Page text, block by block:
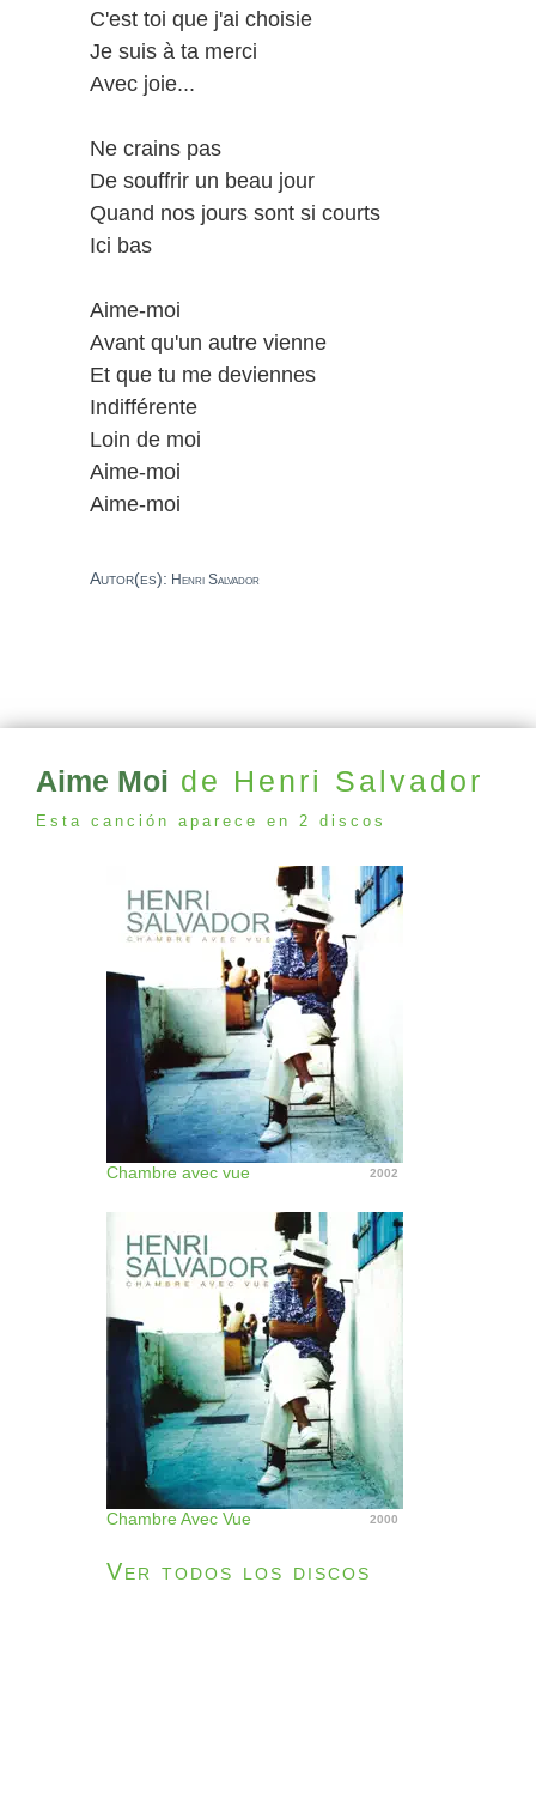
C'est toi que j'ai choisie
Je suis à ta merci
Avec joie...
Ne crains pas
De souffrir un beau jour
Quand nos jours sont si courts
Ici bas
Aime-moi
Avant qu'un autre vienne
Et que tu me deviennes
Indifférente
Loin de moi
Aime-moi
Aime-moi
Autor(es): Henri Salvador
Aime Moi de Henri Salvador
Esta canción aparece en 2 discos
Chambre avec vue 2002
Chambre Avec Vue 2000
Ver todos los discos